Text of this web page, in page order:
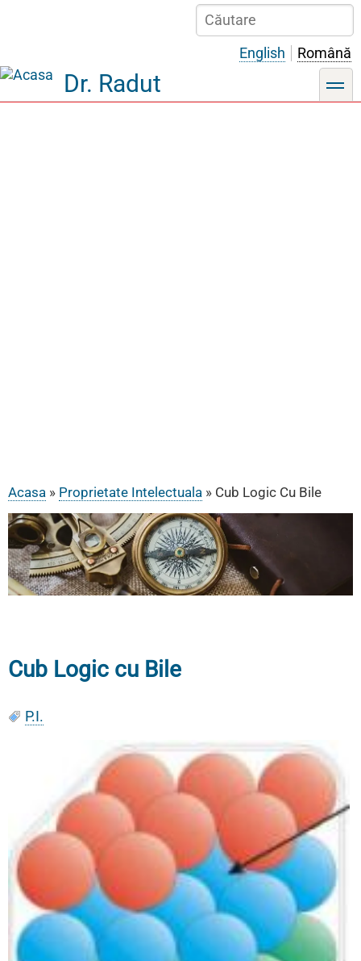
principal
Căutare
English Română
Dr. Radut toggle
Breadcrumb
Acasa Proprietate Intelectuala Cub Logic Cu Bile
Cub Logic cu Bile
P.I.